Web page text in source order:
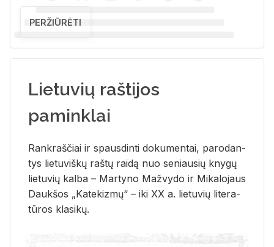
PERŽIŪRĖTI
Lietuvių raštijos
paminklai
Rank­raš­čiai ir spaus­din­ti do­ku­men­tai, pa­ro­dan­
tys lie­tu­viš­kų raš­tų rai­dą nuo se­niau­sių kny­gų
lie­tu­vių kal­ba – Mar­ty­no Ma­žvy­do ir Mi­ka­lo­jaus
Dauk­šos „Ka­te­kiz­mų“ – iki XX a. lie­tu­vių li­te­ra­
tū­ros kla­si­kų.